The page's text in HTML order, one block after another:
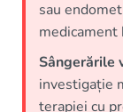
sau
medicament
Sângerările
investigație
terapiei cu